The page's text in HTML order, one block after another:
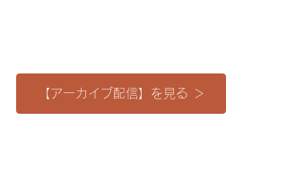
【アーカイブ配信】を見る ＞